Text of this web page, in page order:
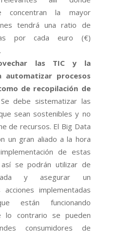
concentran la mayor
tendrá una ratio de
por cada euro (€)
las TIC y la
automatizar procesos
de recopilación de
debe sistematizar las
sean sostenibles y no
de recursos. El Big Data
un gran aliado a la hora
de estas
así se podrán utilizar de
y asegurar un
implementadas
están funcionando
lo contrario se pueden
consumidores de